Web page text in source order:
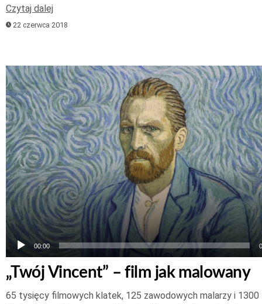
Czytaj dalej
22 czerwca 2018
Odtwarzacz
plików
dźwiękowych
00:00
„Twój Vincent” – film jak malowany
65 tysięcy filmowych klatek, 125 zawodowych malarzy i 1300